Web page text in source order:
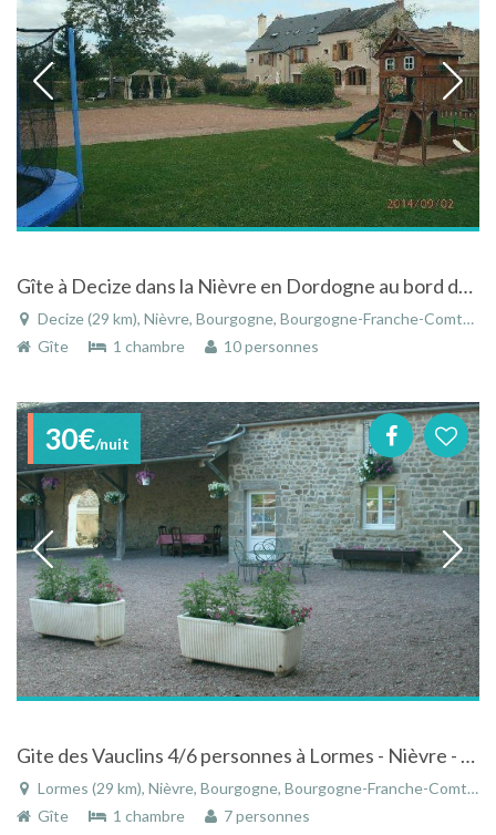
Gîte à Decize dans la Nièvre en Dordogne au bord de la Loire
Decize (29 km), Nièvre, Bourgogne, Bourgogne-Franche-Comté, France
Gîte
1 chambre 10 personnes
30€/nuit
Gite des Vauclins 4/6 personnes à Lormes - Nièvre - Bourgogne
Lormes (29 km), Nièvre, Bourgogne, Bourgogne-Franche-Comté, France
Gîte
1 chambre 7 personnes